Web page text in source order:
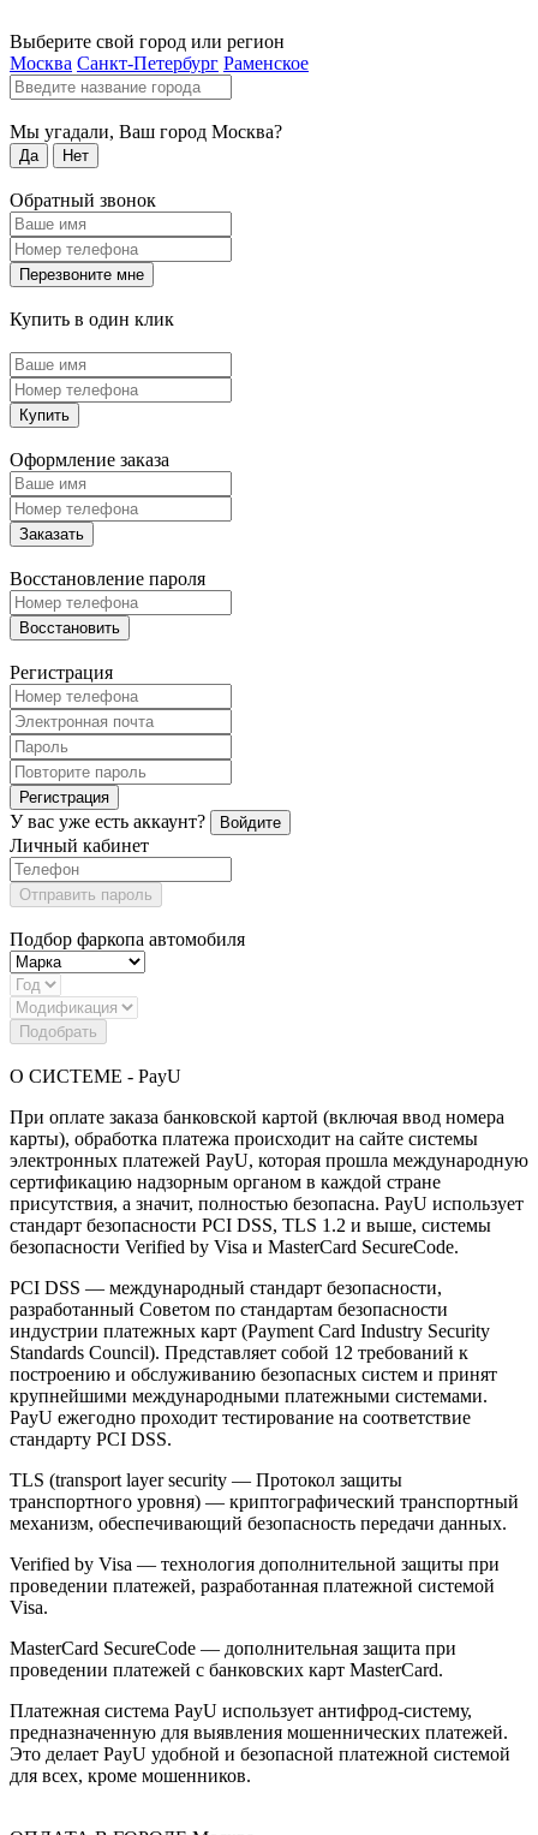
Выберите свой город или регион
Москва Санкт-Петербург Раменское
Мы угадали, Ваш город Москва?
Да Нет
Обратный звонок
Перезвоните мне
Купить в один клик
Купить
Оформление заказа
Заказать
Восстановление пароля
Восстановить
Регистрация
Регистрация
У вас уже есть аккаунт? Войдите
Личный кабинет
Отправить пароль
Подбор фаркопа автомобиля
Подобрать
О СИСТЕМЕ - PayU
При оплате заказа банковской картой (включая ввод номера
карты), обработка платежа происходит на сайте системы
электронных платежей PayU, которая прошла международную
сертификацию надзорным органом в каждой стране
присутствия, а значит, полностью безопасна. PayU использует
стандарт безопасности PCI DSS, TLS 1.2 и выше, системы
безопасности Verified by Visa и MasterCard SecureCode.
PCI DSS — международный стандарт безопасности,
разработанный Советом по стандартам безопасности
индустрии платежных карт (Payment Card Industry Security
Standards Council). Представляет собой 12 требований к
построению и обслуживанию безопасных систем и принят
крупнейшими международными платежными системами.
PayU ежегодно проходит тестирование на соответствие
стандарту PCI DSS.
TLS (transport layer security — Протокол защиты
транспортного уровня) — криптографический транспортный
механизм, обеспечивающий безопасность передачи данных.
Verified by Visa — технология дополнительной защиты при
проведении платежей, разработанная платежной системой
Visa.
MasterCard SecureCode — дополнительная защита при
проведении платежей с банковских карт MasterCard.
Платежная система PayU использует антифрод-систему,
предназначенную для выявления мошеннических платежей.
Это делает PayU удобной и безопасной платежной системой
для всех, кроме мошенников.